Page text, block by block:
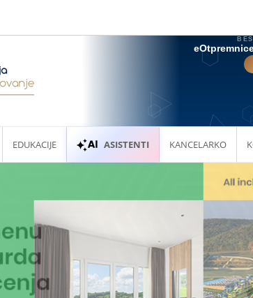
EDUKACIJE ASISTENTI KANCELARKO